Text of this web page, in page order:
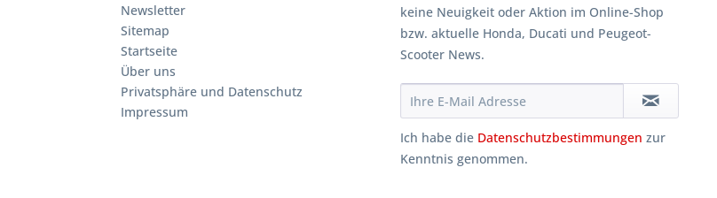
Newsletter
Sitemap
Startseite
Über uns
Privatsphäre und Datenschutz
Impressum
keine Neuigkeit oder Aktion im Online-Shop
bzw. aktuelle Honda, Ducati und Peugeot-
Scooter News.
Ich habe die Datenschutzbestimmungen zur
Kenntnis genommen.